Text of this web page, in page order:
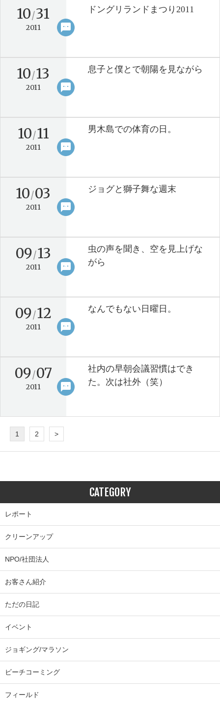
sms
10/31
2011
ドングリランドまつり2011
keyboard_arrow_right
sms
10/13
2011
息子と僕とで朝陽を見ながら
keyboard_arrow_right
sms
10/11
2011
男木島での体育の日。
keyboard_arrow_right
sms
10/03
2011
ジョグと獅子舞な週末
keyboard_arrow_right
sms
09/13
2011
虫の声を聞き、空を見上げな
がら
keyboard_arrow_right
sms
09/12
2011
なんでもない日曜日。
keyboard_arrow_right
sms
09/07
2011
社内の早朝会議習慣はでき
た。次は社外（笑）
keyboard_arrow_right
1 2 >
CATEGORY
レポート
クリーンアップ
NPO/社団法人
お客さん紹介
ただの日記
イベント
ジョギング/マラソン
ビーチコーミング
フィールド